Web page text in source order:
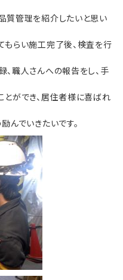
質管理を紹介したいと思い
らい施工完了後、検査を行
職人さんへの報告をし、手
ができ、居住者様に喜ばれ
んでいきたいです。